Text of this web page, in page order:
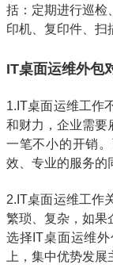
括：定期进行巡检
印机、复印件、扫
IT桌面运维外包
1.IT桌面运维工作
和财力，企业需要
一笔不小的开销
效、专业的服务的
2.IT桌面运维工作
繁琐、复杂，如果
选择IT桌面运维
上，集中优势发